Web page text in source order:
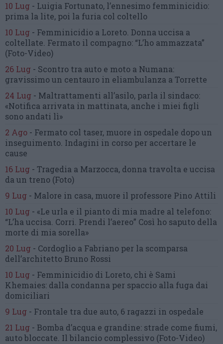
10 Lug - Luigia Fortunato, l’ennesimo femminicidio:
prima la lite, poi la furia col coltello
10 Lug - Femminicidio a Loreto. Donna uccisa a
coltellate. Fermato il compagno: “L’ho ammazzata”
(Foto-Video)
26 Lug - Scontro tra auto e moto a Numana:
gravissimo un centauro in eliambulanza a Torrette
24 Lug - Maltrattamenti all’asilo, parla il sindaco:
«Notifica arrivata in mattinata, anche i miei figli
sono andati lì»
2 Ago - Fermato col taser, muore in ospedale dopo un
inseguimento. Indagini in corso per accertare le
cause
16 Lug - Tragedia a Marzocca, donna travolta e uccisa
da un treno (Foto)
9 Lug - Malore in casa, muore il professore Pino Attili
10 Lug - «Le urla e il pianto di mia madre al telefono:
“L’ha uccisa. Corri. Prendi l’aereo” Così ho saputo della
morte di mia sorella»
20 Lug - Cordoglio a Fabriano per la scomparsa
dell’architetto Bruno Rossi
10 Lug - Femminicidio di Loreto, chi è Sami
Khemaies: dalla condanna per spaccio alla fuga dai
domiciliari
9 Lug - Frontale tra due auto, 6 ragazzi in ospedale
21 Lug - Bomba d’acqua e grandine: strade come fiumi,
auto bloccate. Il bilancio complessivo (Foto-Video)